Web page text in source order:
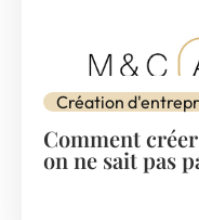
Création
Comment
on ne sait pas